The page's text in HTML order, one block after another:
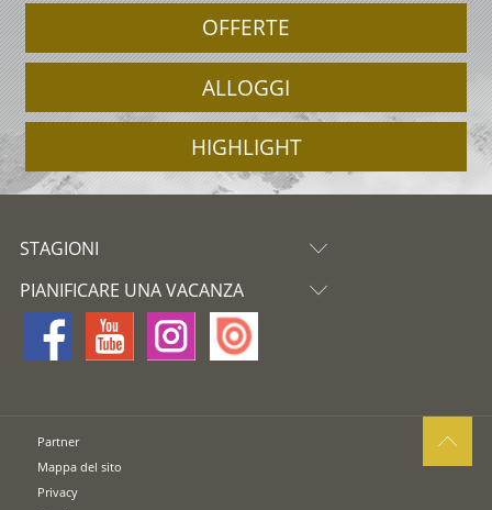
OFFERTE
ALLOGGI
HIGHLIGHT
STAGIONI
PIANIFICARE UNA VACANZA
Partner
Mappa del sito
Privacy